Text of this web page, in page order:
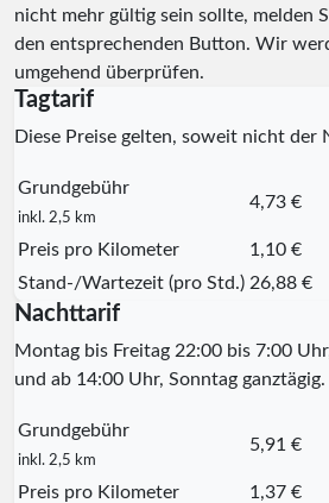
nicht mehr gültig sein sollte, melden
den entsprechenden Button. Wir
umgehend überprüfen.
Tagtarif
Diese Preise gelten, soweit nicht der
Grundgebühr
inkl. 2,5 km
4,73 €
Preis pro Kilometer
1,10 €
Stand-/Wartezeit (pro Std.) 26,88 €
Nachttarif
Montag bis Freitag 22:00 bis 7:00
und ab 14:00 Uhr, Sonntag ganztägig.
Grundgebühr
inkl. 2,5 km
5,91 €
Preis pro Kilometer
1,37 €